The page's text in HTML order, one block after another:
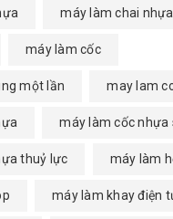
máy làm chai nhựa
máy làm cốc
một lần may lam
máy làm cốc nhựa
thuỷ lực máy làm
máy làm khay điện